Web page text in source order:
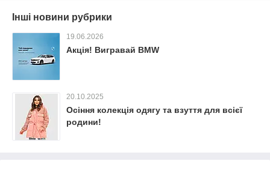
Інші новини рубрики
19.06.2026
Акція! Вигравай BMW
20.10.2025
Осіння колекція одягу та взуття для всієї
родини!